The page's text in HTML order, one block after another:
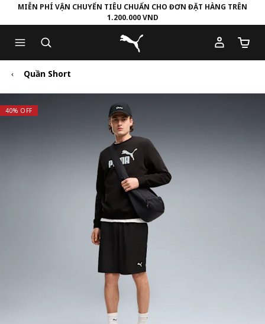
to
Main
content
to
Footer
Content
MIỄN PHÍ VẬN CHUYỂN TIÊU CHUẨN CHO ĐƠN ĐẶT HÀNG TRÊN
1.200.000 VND
Puma Trang chủ
Số
Quần Short
40% OFF